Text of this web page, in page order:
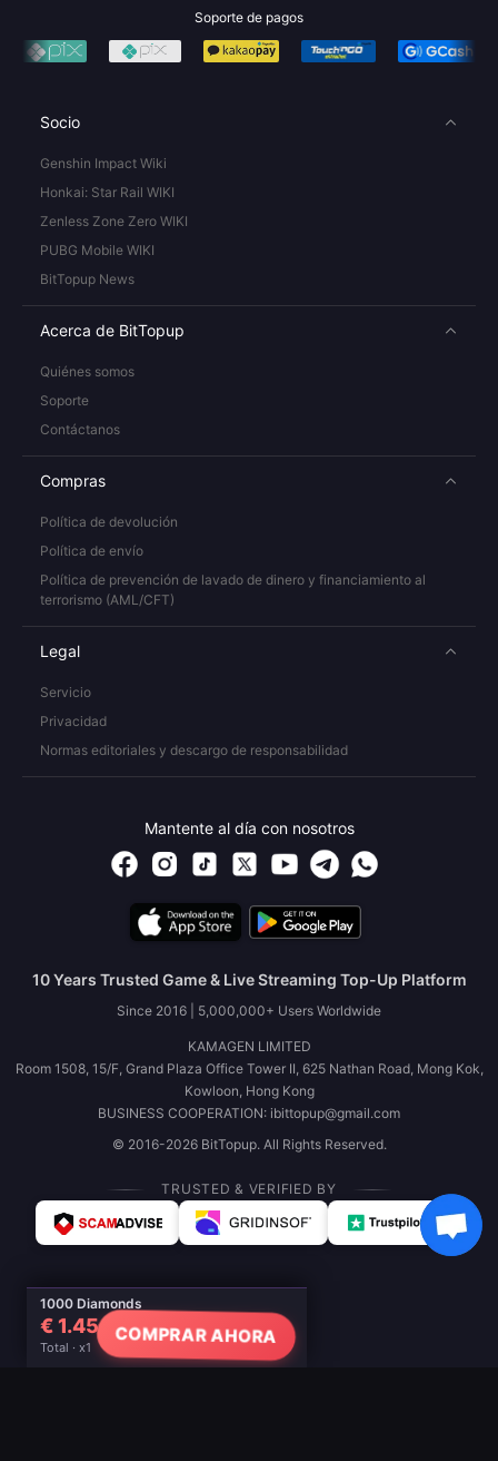
1000 Diamonds
€ 1.45
Total · x1
COMPRAR AHORA
Soporte de pagos
Socio
Genshin Impact Wiki
Honkai: Star Rail WIKI
Zenless Zone Zero WIKI
PUBG Mobile WIKI
BitTopup News
Acerca de BitTopup
Quiénes somos
Soporte
Contáctanos
Compras
Política de devolución
Política de envío
Política de prevención de lavado de dinero y financiamiento al
terrorismo (AML/CFT)
Legal
Servicio
Privacidad
Normas editoriales y descargo de responsabilidad
Mantente al día con nosotros
10 Years Trusted Game & Live Streaming Top-Up Platform
Since 2016 | 5,000,000+ Users Worldwide
KAMAGEN LIMITED
Room 1508, 15/F, Grand Plaza Office Tower II, 625 Nathan Road, Mong Kok,
Kowloon, Hong Kong
BUSINESS COOPERATION: ibittopup@gmail.com
© 2016-2026 BitTopup. All Rights Reserved.
TRUSTED & VERIFIED BY